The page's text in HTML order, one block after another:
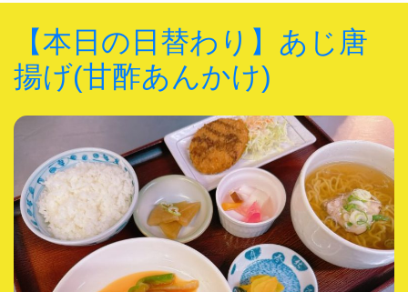
【本日の日替わり】あじ唐
揚げ(甘酢あんかけ)